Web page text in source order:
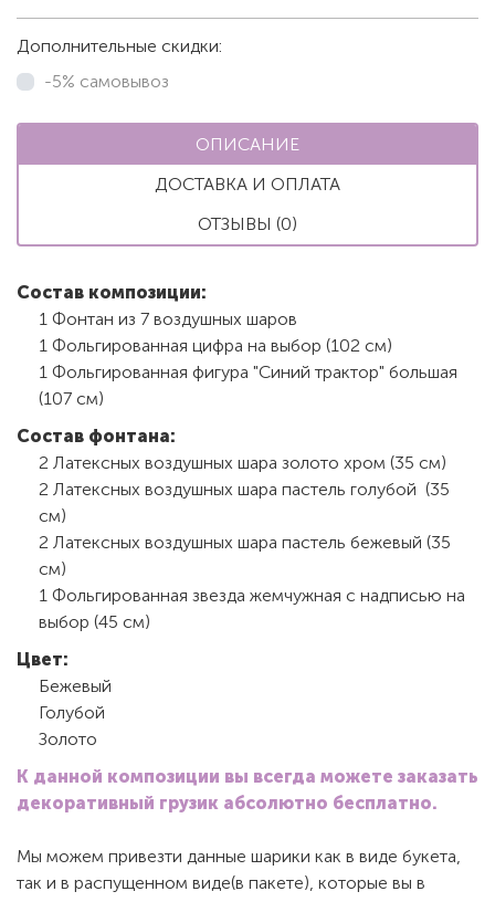
Дополнительные скидки:
-5% самовывоз
ОПИСАНИЕ
ДОСТАВКА И ОПЛАТА
ОТЗЫВЫ (0)
Состав композиции:
1 Фонтан из 7 воздушных шаров
1 Фольгированная цифра на выбор (102 см)
1 Фольгированная фигура "Синий трактор" большая
(107 см)
Состав фонтана:
2 Латексных воздушных шара золото хром (35 см)
2 Латексных воздушных шара пастель голубой (35
см)
2 Латексных воздушных шара пастель бежевый (35
см)
1 Фольгированная звезда жемчужная с надписью на
выбор (45 см)
Цвет:
Бежевый
Голубой
Золото
К данной композиции вы всегда можете заказать
декоративный грузик абсолютно бесплатно.
Мы можем привезти данные шарики как в виде букета,
так и в распущенном виде(в пакете), которые вы в